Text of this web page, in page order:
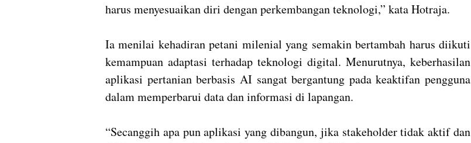
harus menyesuaikan diri dengan perkembangan teknologi,” kata Hotraja.
Ia menilai kehadiran petani milenial yang semakin bertambah harus diikuti
kemampuan adaptasi terhadap teknologi digital. Menurutnya, keberhasilan
aplikasi pertanian berbasis AI sangat bergantung pada keaktifan pengguna
dalam memperbarui data dan informasi di lapangan.
“Secanggih apa pun aplikasi yang dibangun, jika stakeholder tidak aktif dan